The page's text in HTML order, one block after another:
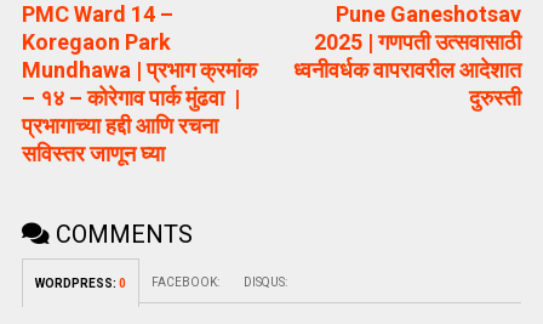
PMC Ward 14 –
Koregaon Park
Mundhawa | प्रभाग क्रमांक
– १४ – कोरेगाव पार्क मुंढवा |
प्रभागाच्या हद्दी आणि रचना
सविस्तर जाणून घ्या
Pune Ganeshotsav
2025 | गणपती उत्सवासाठी
ध्वनीवर्धक वापरावरील आदेशात
दुरुस्ती
COMMENTS
WORDPRESS: 0 FACEBOOK: DISQUS: